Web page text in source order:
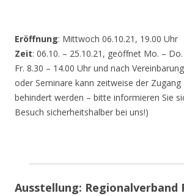
Eröffnung: Mittwoch 06.10.21, 19.00 Uhr
Zeit: 06.10. – 25.10.21, geöffnet Mo. –
Fr. 8.30 – 14.00 Uhr und nach
oder Seminare kann zeitweise der Zugang
behindert werden – bitte informieren Sie
Besuch sicherheitshalber bei uns!)
Ausstellung: Regionalverband